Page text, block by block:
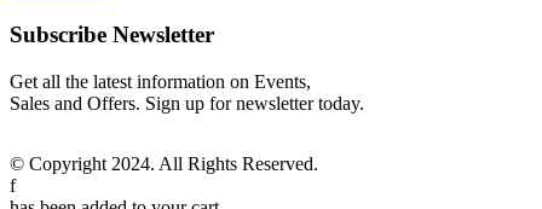
Subscribe Newsletter
Get all the latest information on Events,
Sales and Offers. Sign up for newsletter today.
© Copyright 2024. All Rights Reserved.
f